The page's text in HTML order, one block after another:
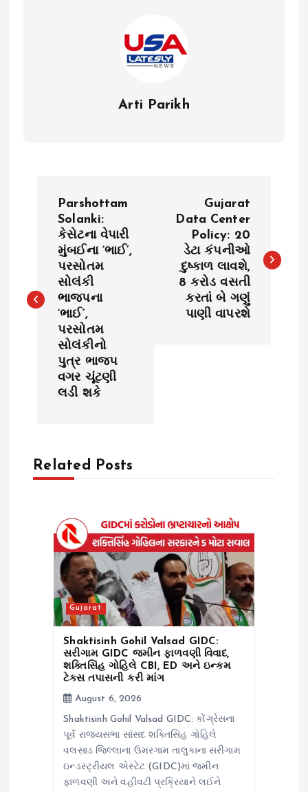
Arti Parikh
t
g
Parshottam
Solanki:
કેસેટના વેપારી
મુંબઈના ‘ભાઈ’,
પરસોતમ
સોલંકી
ભાજપના
‘ભાઈ’,
પરસોતમ
સોલંકીનો
પુત્ર ભાજપ
વગર ચૂંટણી
લડી શકે
Gujarat
Data Center
Policy: 20
ડેટા કંપનીઓ
દુષ્કાળ લાવશે,
8 કરોડ વસતી
કરતાં બે ગણું
પાણી વાપરશે
Related Posts
Gujarat
Shaktisinh Gohil Valsad GIDC:
સરીગામ GIDC જમીન ફાળવણી વિવાદ,
શક્તિસિંહ ગોહિલે CBI, ED અને ઇન્કમ
ટેક્સ તપાસની કરી માંગ
August 6, 2026
Shaktisinh Gohil Valsad GIDC: કોંગ્રેસના
પૂર્વ રાજ્યસભા સાંસદ શક્તિસિંહ ગોહિલે
વલસાડ જિલ્લાના ઉમરગામ તાલુકાના સરીગામ
ઇન્ડસ્ટ્રીયલ એસ્ટેટ (GIDC)માં જમીન
ફાળવણી અને વહીવટી પ્રક્રિયાને લઈને